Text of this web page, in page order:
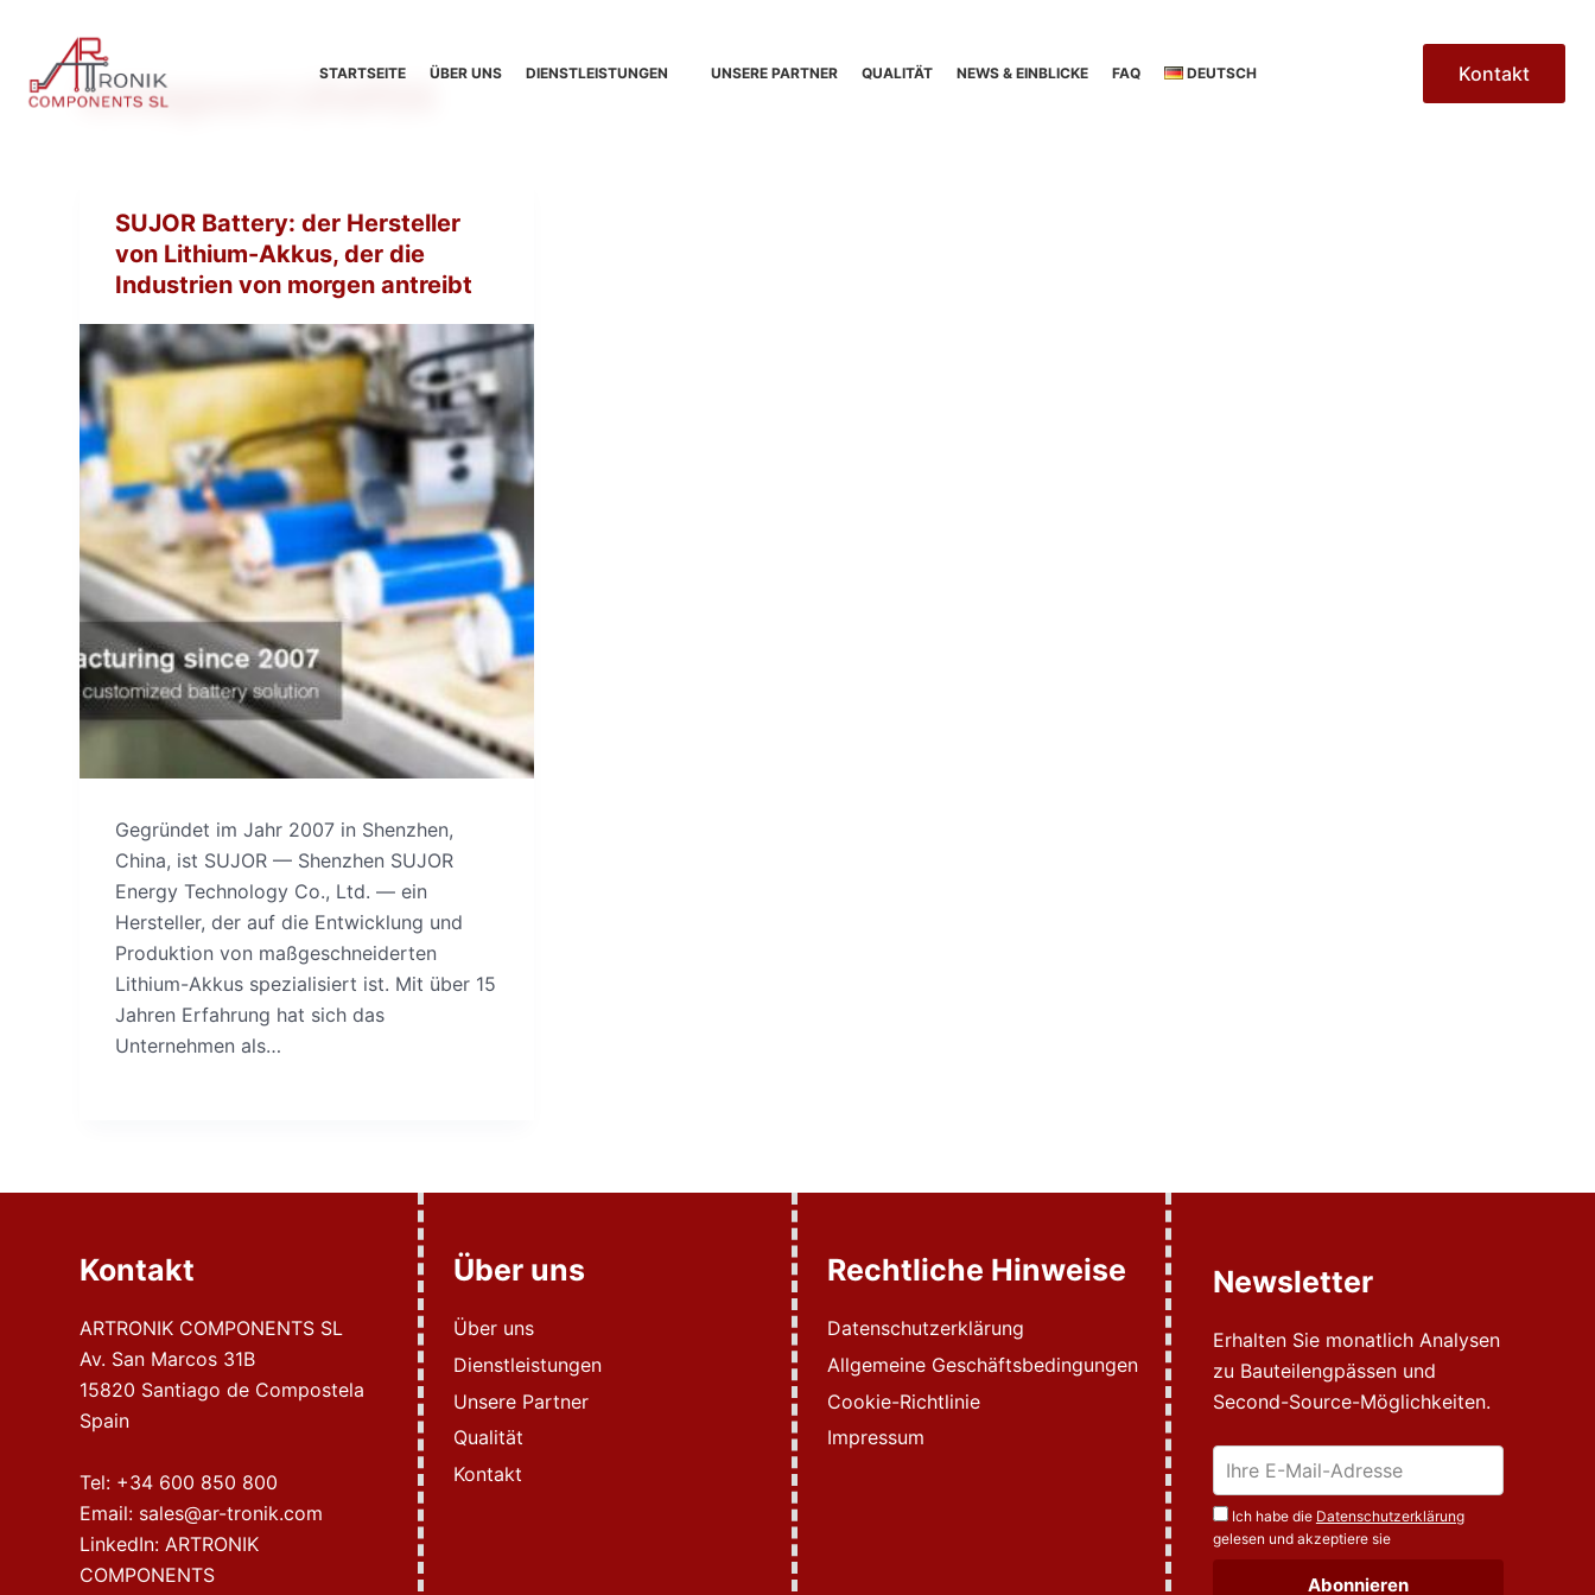
m
STARTSEITE ÜBER UNS DIENSTLEISTUNGEN UNSERE PARTNER QUALITÄT NEWS & EINBLICKE FAQ DEUTSCH Kontakt
Schlagwort
SUJOR Battery: der Hersteller
von Lithium-Akkus, der die
Industrien von morgen antreibt
Gegründet im Jahr 2007 in Shenzhen,
China, ist SUJOR — Shenzhen SUJOR
Energy Technology Co., Ltd. — ein
Hersteller, der auf die Entwicklung und
Produktion von maßgeschneiderten
Lithium-Akkus spezialisiert ist. Mit über 15
Jahren Erfahrung hat sich das
Unternehmen als…
Kontakt
ARTRONIK COMPONENTS SL
Av. San Marcos 31B
15820 Santiago de Compostela
Spain
Tel: +34 600 850 800
Email: sales@ar-tronik.com
LinkedIn:ARTRONIK
COMPONENTS
Über uns
Über uns
Dienstleistungen
Unsere Partner
Qualität
Kontakt
Rechtliche Hinweise
Datenschutzerklärung
Allgemeine Geschäftsbedingungen
Cookie-Richtlinie
Impressum
Newsletter
Erhalten Sie monatlich Analysen
zu Bauteilengpässen und
Second-Source-Möglichkeiten.
Ich habe die Datenschutzerklärung
gelesen und akzeptiere sie